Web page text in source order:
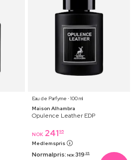
Eau de Parfyme ⋅ 100 ml
Maison Alhambra
Opulence Leather EDP
NOK 241 95
Medlemspris
Normalpris: NOK 319 95